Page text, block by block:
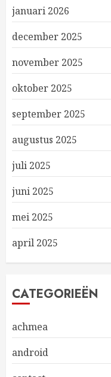
januari 2026
december 2025
november 2025
oktober 2025
september 2025
augustus 2025
juli 2025
juni 2025
mei 2025
april 2025
CATEGORIEËN
achmea
android